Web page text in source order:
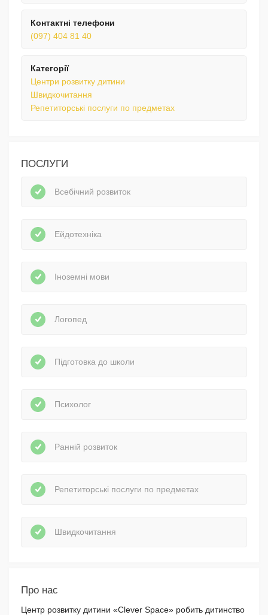
Контактні телефони
(097) 404 81 40
Категорії
Центри розвитку дитини
Швидкочитання
Репетиторські послуги по предметах
ПОСЛУГИ
Всебічний розвиток
Ейдотехніка
Іноземні мови
Логопед
Підготовка до школи
Психолог
Ранній розвиток
Репетиторські послуги по предметах
Швидкочитання
Про нас
Центр розвитку дитини «Clever Space» робить дитинство